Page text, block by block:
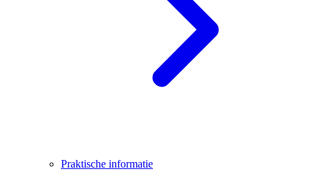
Praktische informatie